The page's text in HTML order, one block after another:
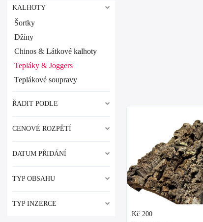
KALHOTY
Šortky
Džíny
Chinos & Látkové kalhoty
Tepláky & Joggers
Teplákové soupravy
ŘADIT PODLE
CENOVÉ ROZPĚTÍ
DATUM PŘIDÁNÍ
TYP OBSAHU
TYP INZERCE
Kč 200